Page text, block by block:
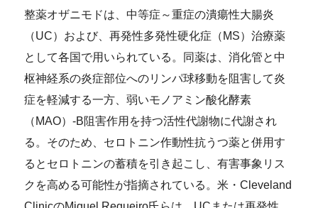
整薬オザニモドは、中等症～重症の潰瘍性大腸炎
（UC）および、再発性多発性硬化症（MS）治療薬
として各国で用いられている。同薬は、消化管と中
枢神経系の炎症部位へのリンパ球移動を阻害して炎
症を軽減する一方、弱いモノアミン酸化酵素
（MAO）-B阻害作用を持つ活性代謝物に代謝され
る。そのため、セロトニン作動性抗うつ薬と併用す
るとセロトニンの蓄積を引き起こし、有害事象リス
クを高める可能性が指摘されている。米・Cleveland